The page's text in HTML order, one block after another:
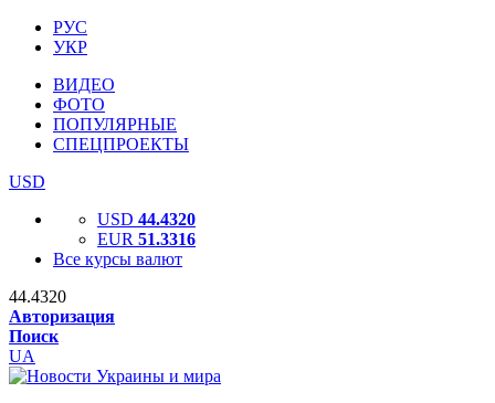
РУС
УКР
ВИДЕО
ФОТО
ПОПУЛЯРНЫЕ
СПЕЦПРОЕКТЫ
USD
USD 44.4320
EUR 51.3316
Все курсы валют
44.4320
Авторизация
Поиск
UA